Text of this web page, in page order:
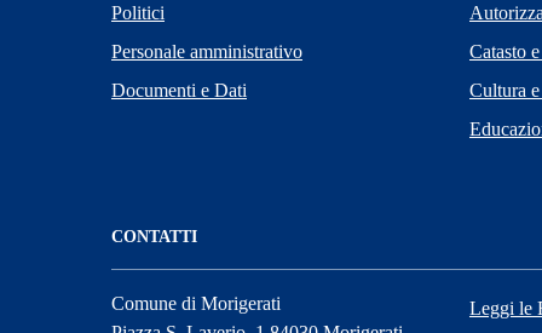
Politici
Personale amministrativo
Documenti e Dati
Catasto
Cultura
CONTATTI
Comune di Morigerati
Leggi le